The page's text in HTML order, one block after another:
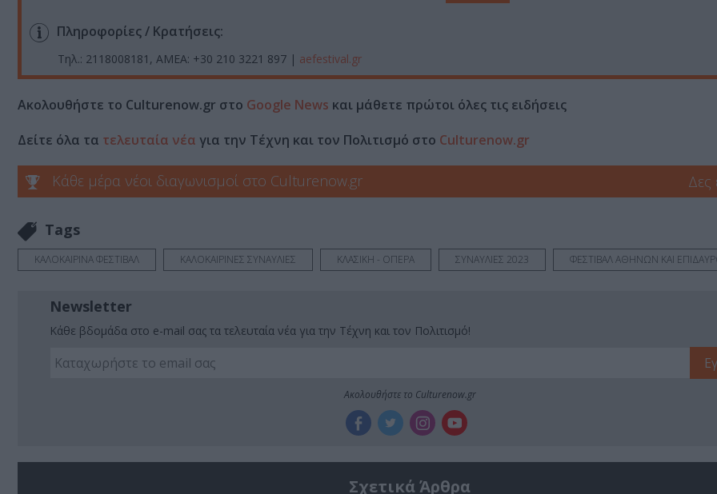
Πληροφορίες / Κρατήσεις:
Τηλ.: 2118008181, ΑΜΕΑ: +30 210 3221 897 | aefestival.gr
Ακολουθήστε το Culturenow.gr στο Google News και μάθετε πρώτοι όλες τις ειδήσεις
Δείτε όλα τα τελευταία νέα για την Τέχνη και τον Πολιτισμό στο Culturenow.gr
Κάθε μέρα νέοι διαγωνισμοί στο Culturenow.gr Δες
Tags
ΚΑΛΟΚΑΙΡΙΝΑ ΦΕΣΤΙΒΑΛ ΚΑΛΟΚΑΙΡΙΝΕΣ ΣΥΝΑΥΛΙΕΣ ΚΛΑΣΙΚΗ - ΟΠΕΡΑ ΣΥΝΑΥΛΙΕΣ 2023 ΦΕΣΤΙΒΑΛ ΑΘΗΝΩΝ ΚΑΙ
Newsletter
Κάθε βδομάδα στο e-mail σας τα τελευταία νέα για την Τέχνη και τον Πολιτισμό!
Ακολουθήστε το Culturenow.gr
Σχετικά Άρθρα